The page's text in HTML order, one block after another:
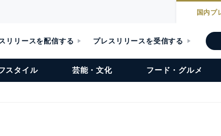
国内プ
リリースを配信する プレスリリースを受信する
スタイル 芸能・文化 フード・グルメ